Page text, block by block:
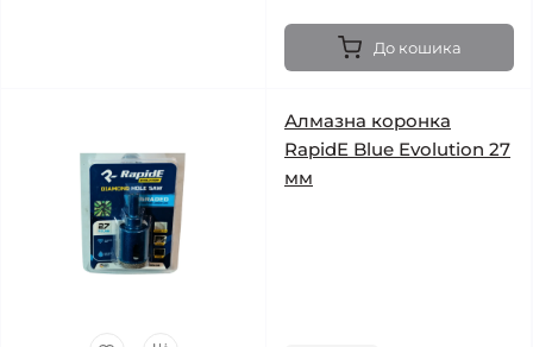
До кошика
Алмазна коронка
RapidE Blue Evolution 27
мм